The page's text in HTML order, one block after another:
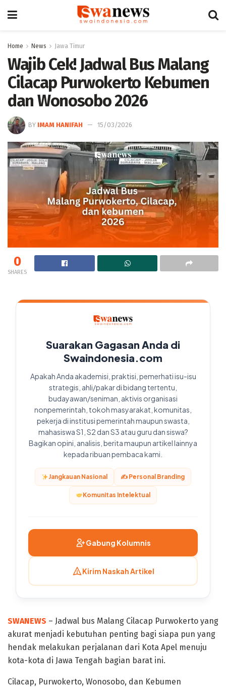
Home News Jawa Timur
Wajib Cek! Jadwal Bus Malang
Cilacap Purwokerto Kebumen
dan Wonosobo 2026
BY IMAM HANIFAH 15/03/2026
0
SHARES
Suarakan Gagasan Anda di
Swaindonesia.com
Apakah Anda akademisi, praktisi, pemerhati isu-isu
strategis, ahli/pakar di bidang tertentu,
budayawan/seniman, aktivis organisasi
nonpemerintah, tokoh masyarakat, komunitas,
pekerja di institusi pemerintah maupun swasta,
mahasiswa S1, S2 dan S3 atau guru dan siswa?
Bagikan opini, analisis, berita maupun artikel lainnya
kepada ribuan pembaca kami.
Jangkauan Nasional ✍️ Personal Branding
Komunitas Intelektual
Gabung Kolumnis
Kirim Naskah Artikel
SWANEWS – Jadwal bus Malang Cilacap Purwokerto yang
akurat menjadi kebutuhan penting bagi siapa pun yang
hendak melakukan perjalanan dari Kota Apel menuju
kota-kota di Jawa Tengah bagian barat ini.
Cilacap, Purwokerto, Wonosobo, dan Kebumen